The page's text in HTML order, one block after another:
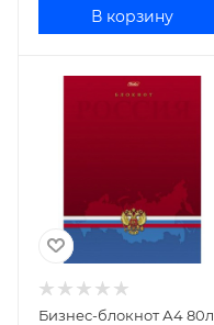
В корзину
Бизнес-блокнот А4 80л